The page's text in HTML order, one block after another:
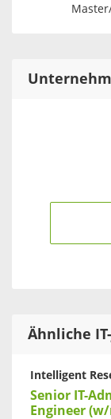
Ähnliche
Intelligent
Senior IT-
Engineer